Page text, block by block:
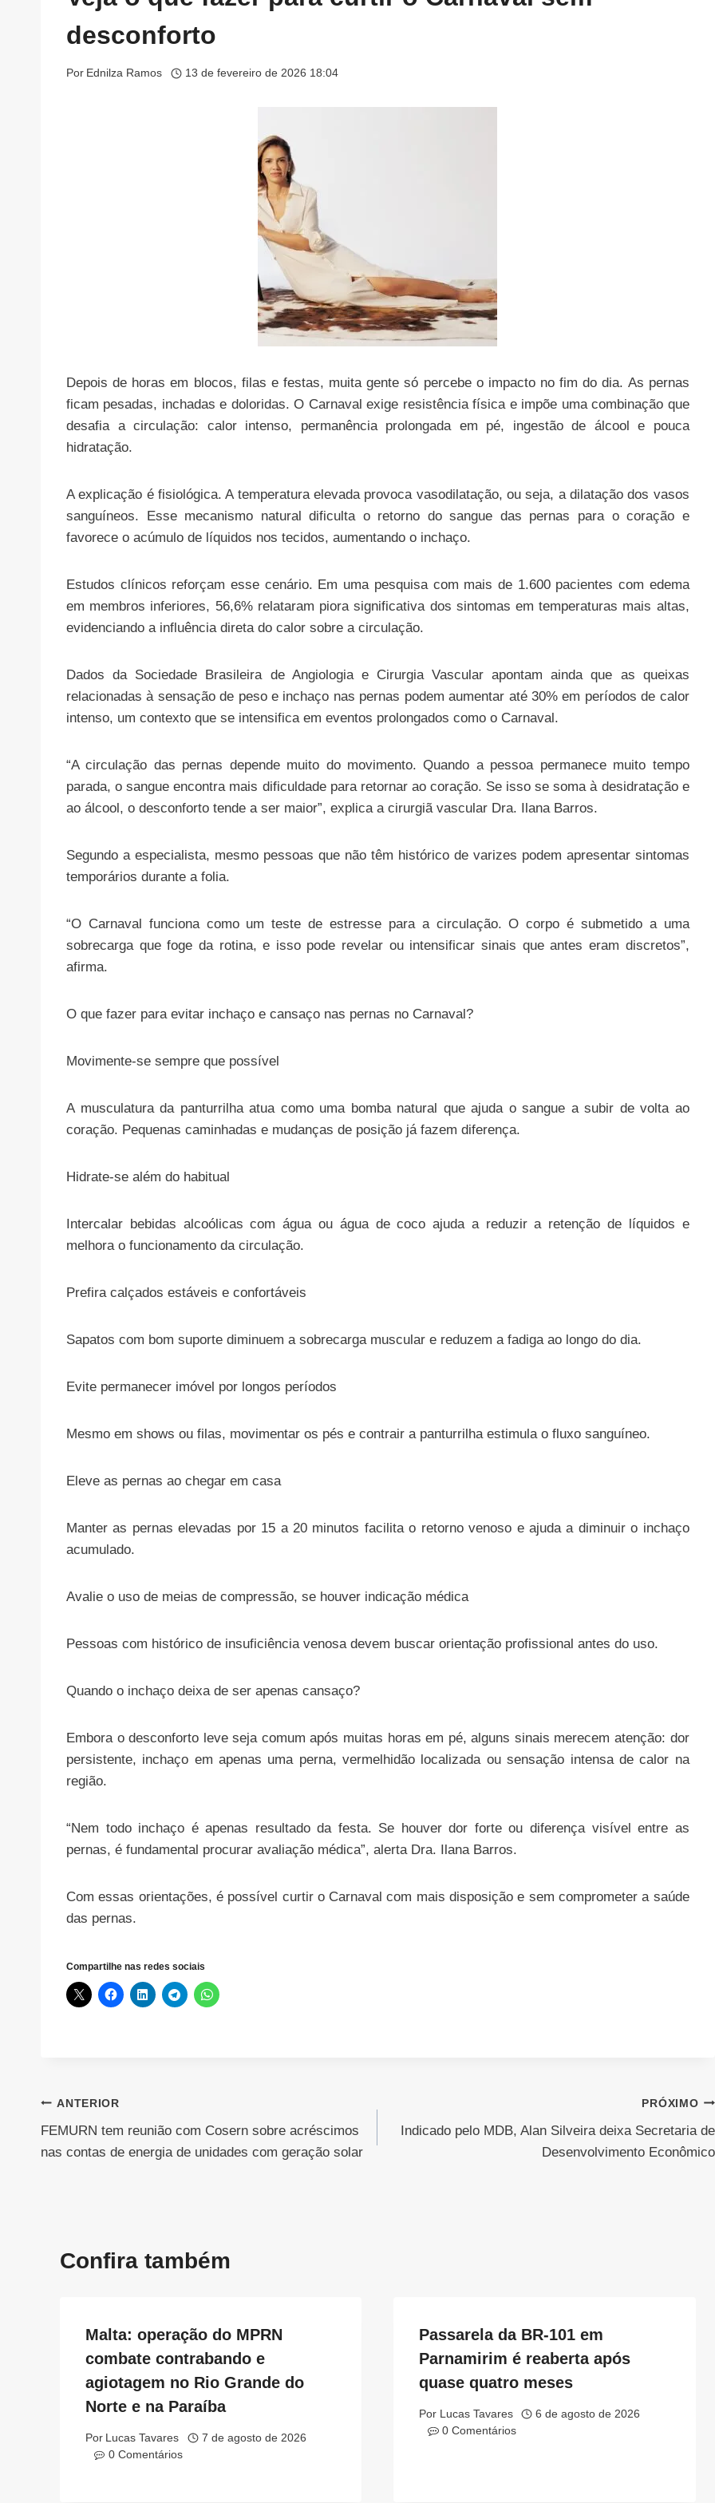
desconforto
Por Ednilza Ramos 13 de fevereiro de 2026 18:04
Depois de horas em blocos, filas e festas, muita gente só percebe o impacto no fim do dia. As pernas
ficam pesadas, inchadas e doloridas. O Carnaval exige resistência física e impõe uma combinação que
desafia a circulação: calor intenso, permanência prolongada em pé, ingestão de álcool e pouca
hidratação.
A explicação é fisiológica. A temperatura elevada provoca vasodilatação, ou seja, a dilatação dos vasos
sanguíneos. Esse mecanismo natural dificulta o retorno do sangue das pernas para o coração e
favorece o acúmulo de líquidos nos tecidos, aumentando o inchaço.
Estudos clínicos reforçam esse cenário. Em uma pesquisa com mais de 1.600 pacientes com edema
em membros inferiores, 56,6% relataram piora significativa dos sintomas em temperaturas mais altas,
evidenciando a influência direta do calor sobre a circulação.
Dados da Sociedade Brasileira de Angiologia e Cirurgia Vascular apontam ainda que as queixas
relacionadas à sensação de peso e inchaço nas pernas podem aumentar até 30% em períodos de calor
intenso, um contexto que se intensifica em eventos prolongados como o Carnaval.
“A circulação das pernas depende muito do movimento. Quando a pessoa permanece muito tempo
parada, o sangue encontra mais dificuldade para retornar ao coração. Se isso se soma à desidratação e
ao álcool, o desconforto tende a ser maior”, explica a cirurgiã vascular Dra. Ilana Barros.
Segundo a especialista, mesmo pessoas que não têm histórico de varizes podem apresentar sintomas
temporários durante a folia.
“O Carnaval funciona como um teste de estresse para a circulação. O corpo é submetido a uma
sobrecarga que foge da rotina, e isso pode revelar ou intensificar sinais que antes eram discretos”,
afirma.
O que fazer para evitar inchaço e cansaço nas pernas no Carnaval?
Movimente-se sempre que possível
A musculatura da panturrilha atua como uma bomba natural que ajuda o sangue a subir de volta ao
coração. Pequenas caminhadas e mudanças de posição já fazem diferença.
Hidrate-se além do habitual
Intercalar bebidas alcoólicas com água ou água de coco ajuda a reduzir a retenção de líquidos e
melhora o funcionamento da circulação.
Prefira calçados estáveis e confortáveis
Sapatos com bom suporte diminuem a sobrecarga muscular e reduzem a fadiga ao longo do dia.
Evite permanecer imóvel por longos períodos
Mesmo em shows ou filas, movimentar os pés e contrair a panturrilha estimula o fluxo sanguíneo.
Eleve as pernas ao chegar em casa
Manter as pernas elevadas por 15 a 20 minutos facilita o retorno venoso e ajuda a diminuir o inchaço
acumulado.
Avalie o uso de meias de compressão, se houver indicação médica
Pessoas com histórico de insuficiência venosa devem buscar orientação profissional antes do uso.
Quando o inchaço deixa de ser apenas cansaço?
Embora o desconforto leve seja comum após muitas horas em pé, alguns sinais merecem atenção: dor
persistente, inchaço em apenas uma perna, vermelhidão localizada ou sensação intensa de calor na
região.
“Nem todo inchaço é apenas resultado da festa. Se houver dor forte ou diferença visível entre as
pernas, é fundamental procurar avaliação médica”, alerta Dra. Ilana Barros.
Com essas orientações, é possível curtir o Carnaval com mais disposição e sem comprometer a saúde
das pernas.
Compartilhe nas redes sociais
Navegação
de
ANTERIOR
FEMURN tem reunião com Cosern sobre acréscimos
nas contas de energia de unidades com geração solar
PRÓXIMO
Indicado pelo MDB, Alan Silveira deixa Secretaria de
Desenvolvimento Econômico
Confira também
Malta: operação do MPRN
combate contrabando e
agiotagem no Rio Grande do
Norte e na Paraíba
Por Lucas Tavares
7 de agosto de 2026
0 Comentários
Passarela da BR-101 em
Parnamirim é reaberta após
quase quatro meses
Por Lucas Tavares
6 de agosto de 2026
0 Comentários